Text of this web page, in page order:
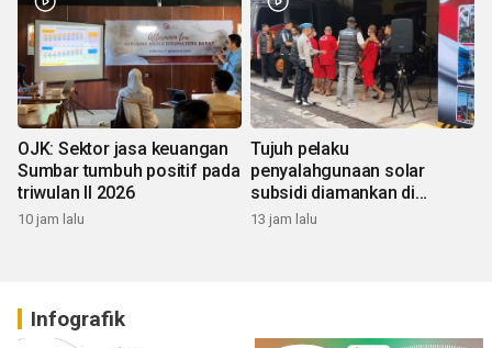
OJK: Sektor jasa keuangan
Sumbar tumbuh positif pada
triwulan II 2026
10 jam lalu
Tujuh pelaku
penyalahgunaan solar
subsidi diamankan di
Sumbar
13 jam lalu
Infografik